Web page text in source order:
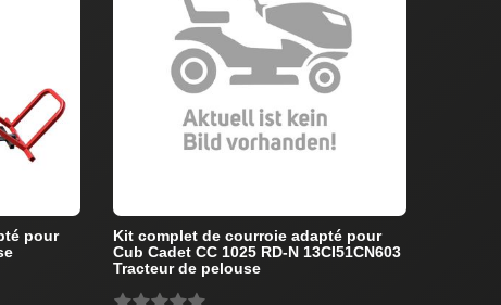
pour
Kit complet de courroie adapté pour
Cub Cadet CC 1025 RD-N 13CI51CN603
Tracteur de pelouse